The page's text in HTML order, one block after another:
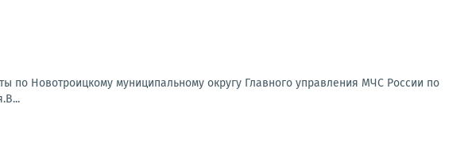
по Новотроицкому муниципальному округу Главного управления МЧС России по